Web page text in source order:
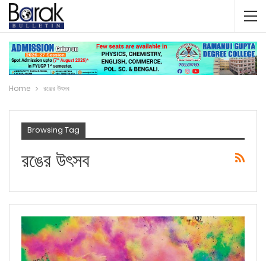
Home রঙের উৎসব
Browsing Tag
রঙের উৎসব